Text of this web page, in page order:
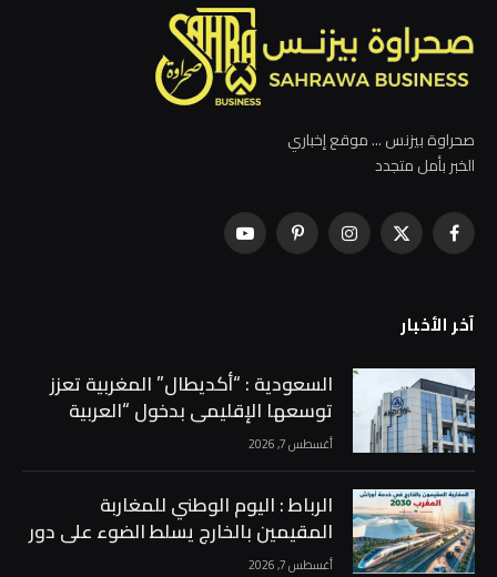
صحراوة بيزنس ... موقع إخباري
الخبر بأمل متجدد
فيسبوكX
الانستغرامبينتيريستيوتيوب
آخر الأخبار
السعودية : “أكديطال” المغربية تعزز
توسعها الإقليمي بدخول “العربية
للاستثمار” إلى رأسمالها بحصة 15% …
أغسطس 7, 2026
الرباط : اليوم الوطني للمغاربة
المقيمين بالخارج يسلط الضوء على دور
الجالية في دعم أوراش المغرب 2030 …
أغسطس 7, 2026